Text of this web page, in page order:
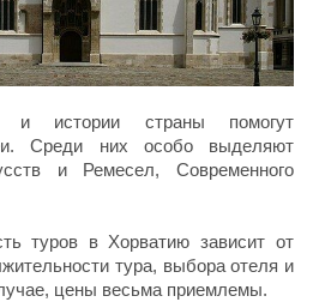
и истории страны помогут
Среди них особо выделяют
и Ремесел, Современного
туров в Хорватию зависит от
тура, выбора отеля и
цены весьма приемлемы.